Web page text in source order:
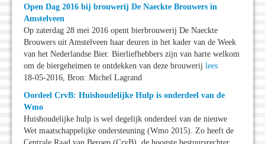
Open Dag 2016 bij brouwerij De Naeckte Brouwers in
Amstelveen
Op zaterdag 28 mei 2016 opent bierbrouwerij De Naeckte
Brouwers uit Amstelveen haar deuren in het kader van de Week
van het Nederlandse Bier. Bierliefhebbers zijn van harte welkom
om de biergeheimen te ontdekken van deze brouwerij lees
18-05-2016, Bron: Michel Lagrand
Oordeel CrvB: Huishoudelijke Hulp is onderdeel van de
Wmo
Huishoudelijke hulp is wel degelijk onderdeel van de nieuwe
Wet maatschappelijke ondersteuning (Wmo 2015). Zo heeft de